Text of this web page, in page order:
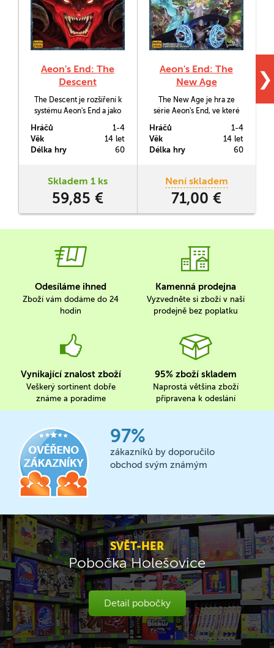
Aeon's End: The
Descent
The Descent je rozšíření k
systému Aeon's End a jako
kooperativní deck-building
zasazený do bohatého
fantasy světa. Navíc
zajišťující znovuhratelnost.
Hráčů
1-4
Věk
14 let
Délka hry
60
Skladem 1 ks
59,85 €
Aeon's End: The
New Age
The New Age je hra ze
série Aeon's End, ve které
mágů proti zrůdnostem,
které prorůstají do jejich
světa ze světa za Průrvou.
Hráčů
1-4
Věk
14 let
Délka hry
60
Není skladem
71,00 €
❯
Odesíláme ihned
Zboží vám dodáme do 24
hodin
Kamenná prodejna
Vyzvedněte si zboží v naší
prodejně bez poplatku
Vynikající znalost zboží
Veškerý sortinent dobře
známe a poradíme
95% zboží skladem
Naprostá většina zboží
připravena k odeslání
97%
zákazníků by doporučilo
obchod svým známým
SVĚT-HER
Pobočka Holešovice
Detail pobočky